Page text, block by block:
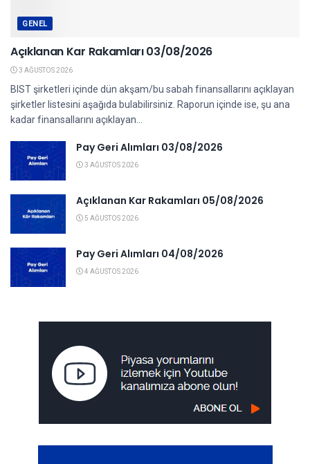
GENEL
Açıklanan Kar Rakamları 03/08/2026
3 AĞUSTOS 2026
BIST şirketleri içinde dün akşam/bu sabah finansallarını açıklayan
şirketler listesini aşağıda bulabilirsiniz. Raporun içinde ise, şu ana
kadar finansallarını açıklayan...
Pay Geri Alımları 03/08/2026
3 AĞUSTOS 2026
Açıklanan Kar Rakamları 05/08/2026
5 AĞUSTOS 2026
Pay Geri Alımları 04/08/2026
4 AĞUSTOS 2026